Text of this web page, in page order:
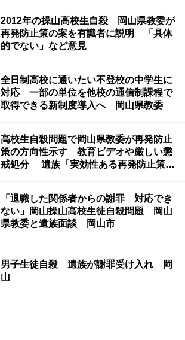
2012年の操山高校生自殺 岡山県教委が
再発防止策の案を有識者に説明 「具体
的でない」など意見
全日制高校に通いたい不登校の中学生に
対応 一部の単位を他校の通信制課程で
取得できる新制度導入へ 岡山県教委
高校生自殺問題で岡山県教委が再発防止
策の方向性示す 教育ビデオや厳しい懲
戒処分 遺族「実効性ある再発防止策の
「退職した関係者からの謝罪 対応でき
ない」岡山操山高校生徒自殺問題 岡山
県教委と遺族面談 岡山市
男子生徒自殺 遺族が謝罪受け入れ 岡
山